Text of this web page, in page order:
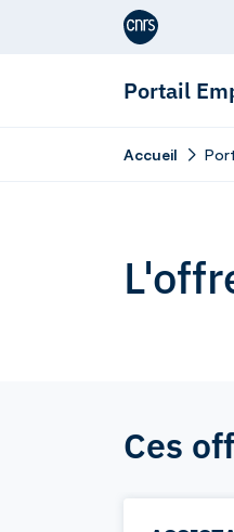
Aller au contenu
Portail
Accueil
Ces